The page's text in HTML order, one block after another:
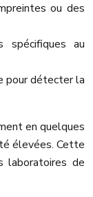
ou des
spécifiques au
pour détecter la
en quelques
élevées. Cette
laboratoires de